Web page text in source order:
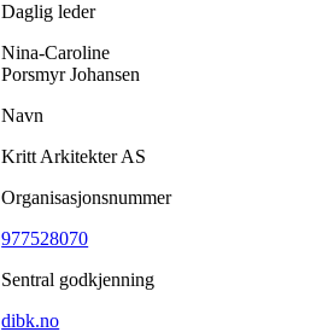
Daglig leder
Nina-Caroline
Porsmyr Johansen
Navn
Kritt Arkitekter AS
Organisasjonsnummer
977528070
Sentral godkjenning
dibk.no